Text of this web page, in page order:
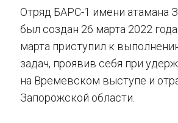
Отряд БАРС-1 имени атамана
был создан 26 марта 2022
марта приступил к
задач, проявив себя при
на Времевском выступе и
Запорожской области.